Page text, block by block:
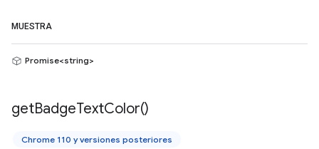
MUESTRA
Promise<string>
getBadgeTextColor()
Chrome 110 y versiones posteriores